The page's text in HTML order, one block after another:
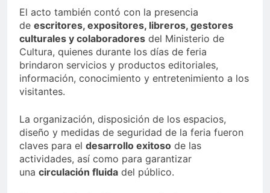
El acto también contó con la presencia
de escritores, expositores, libreros, gestores
culturales y colaboradores del Ministerio de
Cultura, quienes durante los días de feria
brindaron servicios y productos editoriales,
información, conocimiento y entretenimiento a los
visitantes.
La organización, disposición de los espacios,
diseño y medidas de seguridad de la feria fueron
claves para el desarrollo exitoso de las
actividades, así como para garantizar
una circulación fluida del público.